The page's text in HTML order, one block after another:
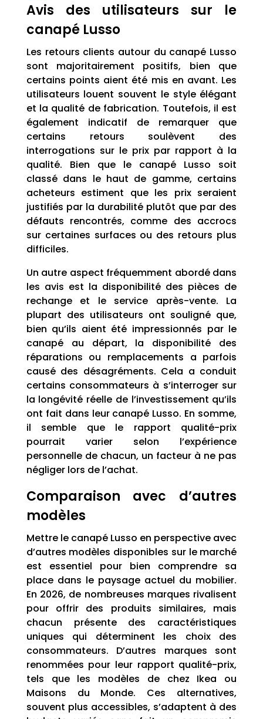
Avis des utilisateurs sur le
canapé Lusso
Les retours clients autour du canapé Lusso
sont majoritairement positifs, bien que
certains points aient été mis en avant. Les
utilisateurs louent souvent le style élégant
et la qualité de fabrication. Toutefois, il est
également indicatif de remarquer que
certains retours soulèvent des
interrogations sur le prix par rapport à la
qualité. Bien que le canapé Lusso soit
classé dans le haut de gamme, certains
acheteurs estiment que les prix seraient
justifiés par la durabilité plutôt que par des
défauts rencontrés, comme des accrocs
sur certaines surfaces ou des retours plus
difficiles.
Un autre aspect fréquemment abordé dans
les avis est la disponibilité des pièces de
rechange et le service après-vente. La
plupart des utilisateurs ont souligné que,
bien qu’ils aient été impressionnés par le
canapé au départ, la disponibilité des
réparations ou remplacements a parfois
causé des désagréments. Cela a conduit
certains consommateurs à s’interroger sur
la longévité réelle de l’investissement qu’ils
ont fait dans leur canapé Lusso. En somme,
il semble que le rapport qualité-prix
pourrait varier selon l’expérience
personnelle de chacun, un facteur à ne pas
négliger lors de l’achat.
Comparaison avec d’autres
modèles
Mettre le canapé Lusso en perspective avec
d’autres modèles disponibles sur le marché
est essentiel pour bien comprendre sa
place dans le paysage actuel du mobilier.
En 2026, de nombreuses marques rivalisent
pour offrir des produits similaires, mais
chacun présente des caractéristiques
uniques qui déterminent les choix des
consommateurs. D’autres marques sont
renommées pour leur rapport qualité-prix,
tels que les modèles de chez Ikea ou
Maisons du Monde. Ces alternatives,
souvent plus accessibles, s’adaptent à des